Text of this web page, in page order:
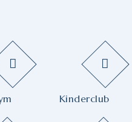
Kinderclub